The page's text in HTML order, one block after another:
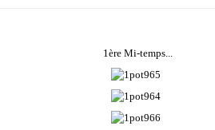
1ère Mi-temps...